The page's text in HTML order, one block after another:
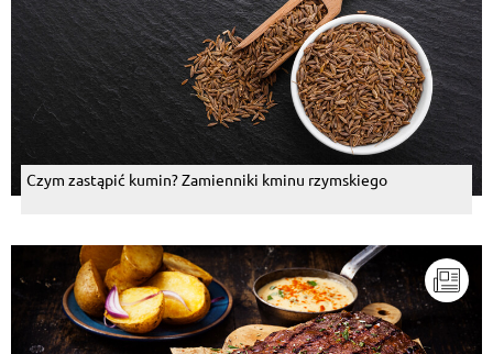
Czym zastąpić kumin? Zamienniki kminu rzymskiego